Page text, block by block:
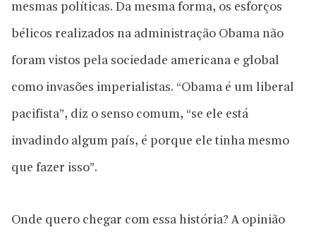
mesmas políticas. Da mesma forma, os esforços
bélicos realizados na administração Obama não
foram vistos pela sociedade americana e global
como invasões imperialistas. “Obama é um liberal
pacifista”, diz o senso comum, “se ele está
invadindo algum país, é porque ele tinha mesmo
que fazer isso”.
Onde quero chegar com essa história? A opinião